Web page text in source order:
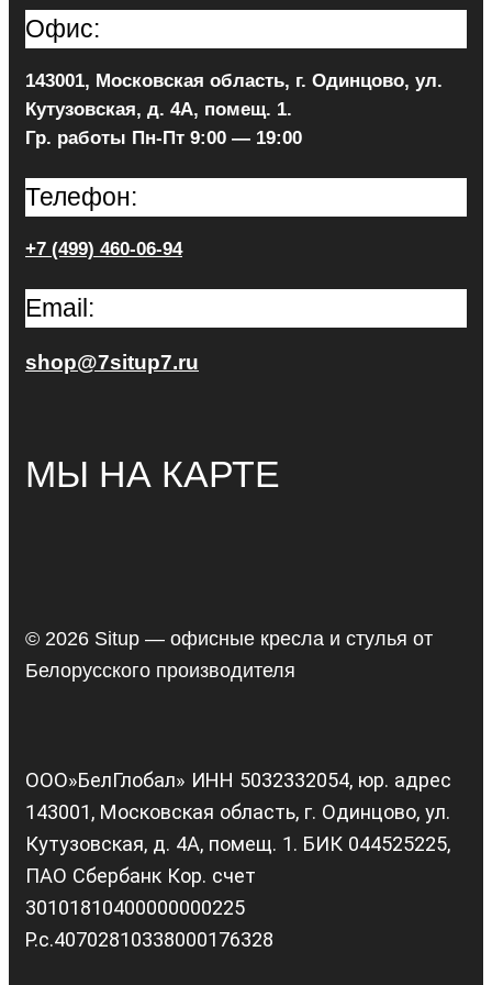
Офис:
143001, Московская область, г. Одинцово, ул.
Кутузовская, д. 4А, помещ. 1.
Гр. работы Пн-Пт 9:00 — 19:00
Телефон:
+7 (499) 460-06-94
Email:
shop@7situp7.ru
МЫ НА КАРТЕ
© 2026 Situp — офисные кресла и стулья от
Белорусского производителя
ООО»БелГлобал» ИНН 5032332054, юр. адрес
143001, Московская область, г. Одинцово, ул.
Кутузовская, д. 4А, помещ. 1. БИК 044525225,
ПАО Сбербанк Кор. счет
30101810400000000225
Р.с.40702810338000176328